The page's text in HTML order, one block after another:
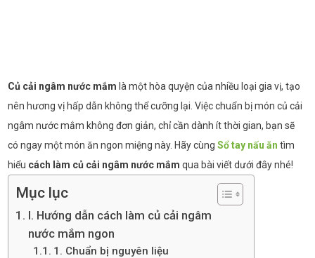
Củ cải ngâm nước mắm là một hòa quyện của nhiều loại gia vị, tạo
nên hương vị hấp dẫn không thể cưỡng lại. Việc chuẩn bị món củ cải
ngâm nước mắm không đơn giản, chỉ cần dành ít thời gian, bạn sẽ
có ngay một món ăn ngon miệng này. Hãy cùngSổ tay nấu ăn tìm
hiểu cách làm củ cải ngâm nước mắm qua bài viết dưới đây nhé!
Mục lục
I. Hướng dẫn cách làm củ cải ngâm
nước mắm ngon
1. Chuẩn bị nguyên liệu